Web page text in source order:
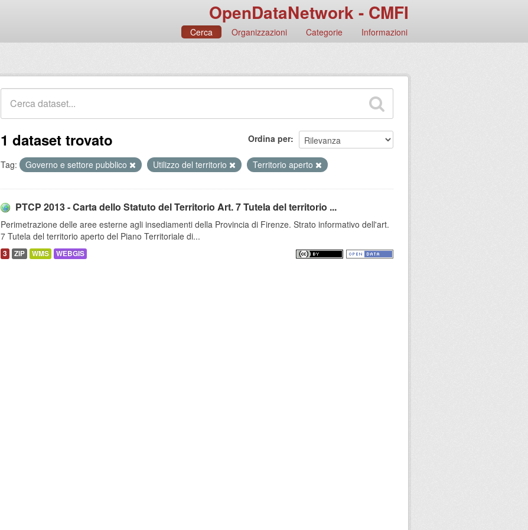
OpenDataNetwork - CMFI
Cerca Organizzazioni Categorie Informazioni
Ordina per
1 dataset trovato
Tag: Governo e settore pubblico Utilizzo del territorio Territorio aperto
PTCP 2013 - Carta dello Statuto del Territorio Art. 7 Tutela del territorio ...
Perimetrazione delle aree esterne agli insediamenti della Provincia di Firenze. Strato informativo dell'art.
7 Tutela del territorio aperto del Piano Territoriale di...
3 ZIP WMS WEBGIS